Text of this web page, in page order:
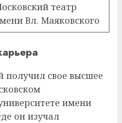
театр
Вл. Маяковского
получил свое высшее
имени
он изучал